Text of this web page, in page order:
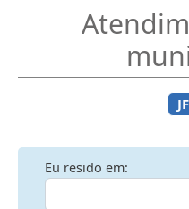
Eu resido em: